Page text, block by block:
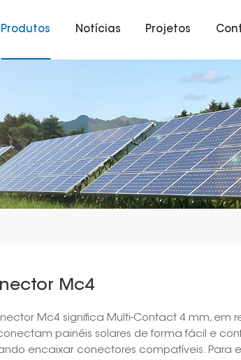
Produtos Notícias Projetos
Mc4
Mc4 significa Multi-Contact 4 mm, em
painéis solares de forma fácil e
encaixar conectores compatíveis. Para